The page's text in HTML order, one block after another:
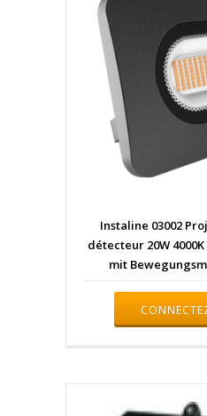
Instaline 03002
détecteur 20W
mit